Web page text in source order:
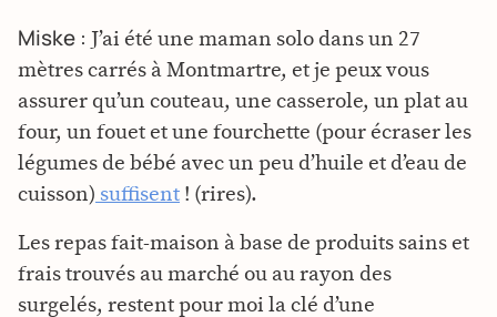
Miske : J’ai été une maman solo dans un 27
mètres carrés à Montmartre, et je peux vous
assurer qu’un couteau, une casserole, un plat au
four, un fouet et une fourchette (pour écraser les
légumes de bébé avec un peu d’huile et d’eau de
cuisson) suffisent ! (rires).
Les repas fait-maison à base de produits sains et
frais trouvés au marché ou au rayon des
surgelés, restent pour moi la clé d’une